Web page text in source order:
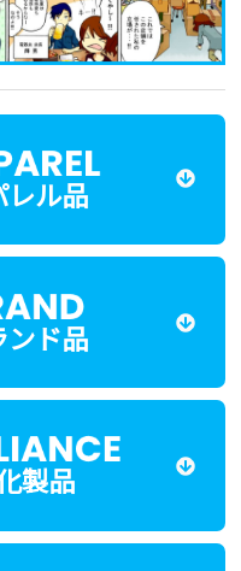
レル品
ンド品
製品